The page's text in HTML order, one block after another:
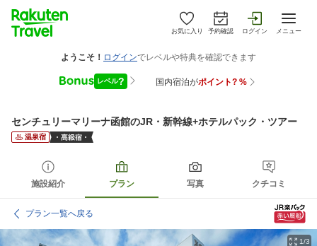
お気に入り 予約確認 ログイン メニュー
センチュリーマリーナ函館のJR・新幹線+ホテルパック・ツアー
温泉宿
施設紹介 プラン 写真 クチコミ
プラン一覧へ戻る
1/3